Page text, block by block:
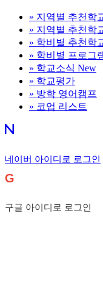
» 지역별 추천학
» 지역별 추천학
» 학비별 추천학
» 학비별 프로그
» 학교소식 New
» 학교평가
» 방학 영어캠프
» 코업 리스트
네이버 아이디로 로그인
G
구글 아이디로 로그인